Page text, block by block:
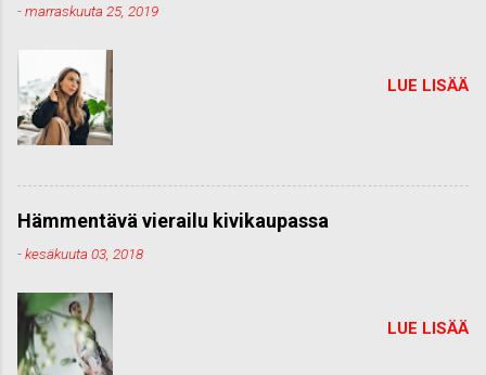
-marraskuuta 25, 2019
LUE LISÄÄ
Hämmentävä vierailu kivikaupassa
-kesäkuuta 03, 2018
LUE LISÄÄ